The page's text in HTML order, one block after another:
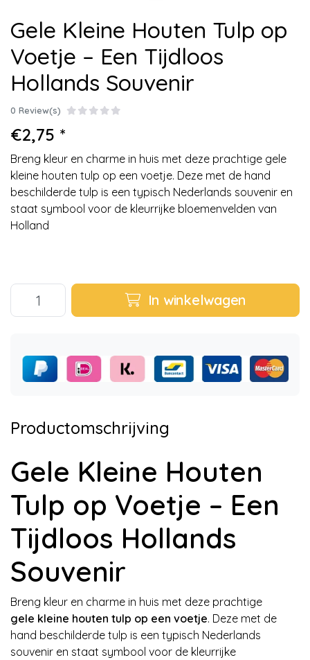
Gele Kleine Houten Tulp op
Voetje – Een Tijdloos
Hollands Souvenir
0 Review(s)
€2,75 *
Breng kleur en charme in huis met deze prachtige gele
kleine houten tulp op een voetje. Deze met de hand
beschilderde tulp is een typisch Nederlands souvenir en
staat symbool voor de kleurrijke bloemenvelden van
Holland
In winkelwagen
Productomschrijving
Gele Kleine Houten
Tulp op Voetje – Een
Tijdloos Hollands
Souvenir
Breng kleur en charme in huis met deze prachtige
gele kleine houten tulp op een voetje. Deze met de
hand beschilderde tulp is een typisch Nederlands
souvenir en staat symbool voor de kleurrijke